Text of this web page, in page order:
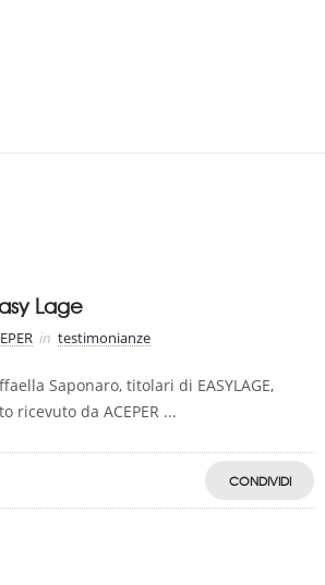
Lage
in testimonianze
Saponaro, titolari di EASYLAGE,
ricevuto da ACEPER ...
CONDIVIDI